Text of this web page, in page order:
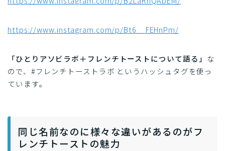
https://www.instagram.com/p/Bt6__FEHnPm/
「ひとりアソビラボ＋フレンチトーストについて語る」 な
ので、#フレンチトーストラボ というハッシュタグを使っ
ています。
同じ名前なのに様々な違いがあるのがフ
レンチトーストの魅力